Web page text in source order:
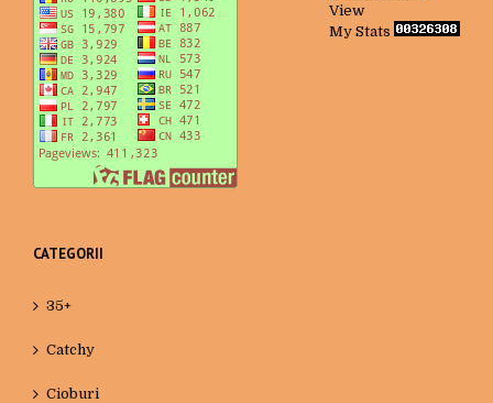
View
My Stats
CATEGORII
35+
Catchy
Cioburi